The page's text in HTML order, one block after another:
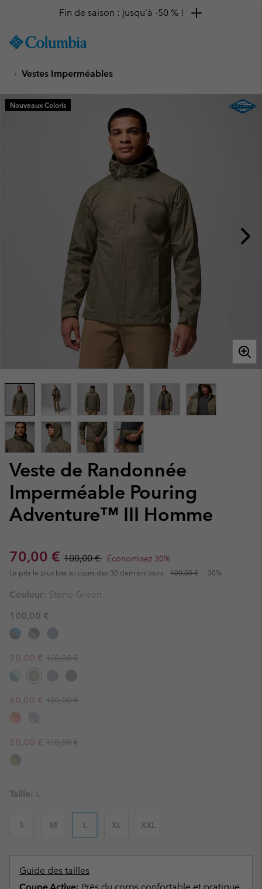
TO
SKIP
MAIN
NAV
Fin de saison : jusqu'à -50 % !
Vestes Imperméables
Veste de Randonnée
Imperméable Pouring
Adventure™ III Homme
Sale price:
70,00 € Regular price:
100,00 € Économisez 30%
Le prix le plus bas au cours des 30 derniers jours: 100,00 € -30%
Nouveaux Coloris
Couleur: Stone Green
100,00 €
Sale price:
70,00 € Regular price:
100,00 €
Sale price:
60,00 € Regular price:
100,00 €
Sale price:
50,00 € Regular price:
100,00 €
Taille: L
S M L XL XXL
Guide des tailles